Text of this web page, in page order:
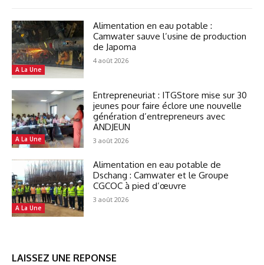
A La Une
Alimentation en eau potable :
Camwater sauve l’usine de production
de Japoma
4 août 2026
A La Une
Entrepreneuriat : ITGStore mise sur 30
jeunes pour faire éclore une nouvelle
génération d’entrepreneurs avec
ANDJEUN
3 août 2026
A La Une
Alimentation en eau potable de
Dschang : Camwater et le Groupe
CGCOC à pied d’œuvre
3 août 2026
LAISSEZ UNE REPONSE